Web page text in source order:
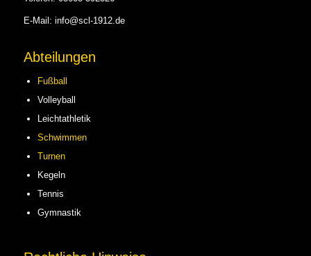
E-Mail: info@scl-1912.de
Abteilungen
Fußball
Volleyball
Leichtathletik
Schwimmen
Turnen
Kegeln
Tennis
Gymnastik